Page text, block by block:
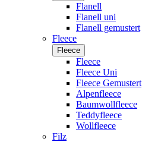
Flanell
Flanell uni
Flanell gemustert
Fleece
Fleece
Fleece
Fleece Uni
Fleece Gemustert
Alpenfleece
Baumwollfleece
Teddyfleece
Wollfleece
Filz